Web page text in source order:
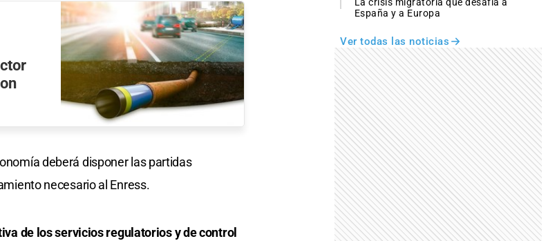
deberá disponer las partidas
necesario al Enress.
de los servicios regulatorios y de control
España y a Europa
Ver todas las noticias